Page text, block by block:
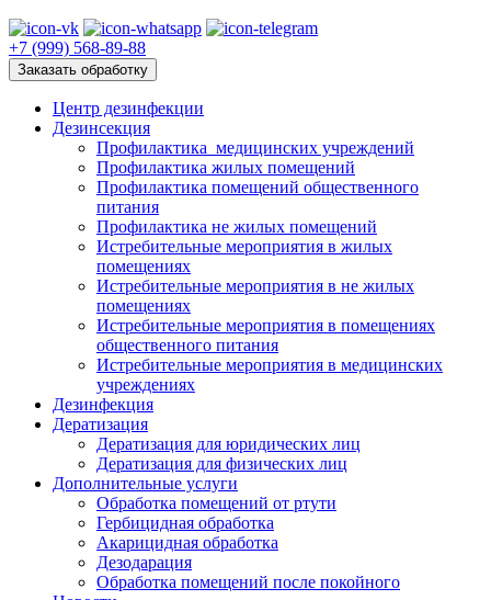
+7 (999) 568-89-88
Заказать обработку
Центр дезинфекции
Дезинсекция
Профилактика медицинских учреждений
Профилактика жилых помещений
Профилактика помещений общественного
питания
Профилактика не жилых помещений
Истребительные мероприятия в жилых
помещениях
Истребительные мероприятия в не жилых
помещениях
Истребительные мероприятия в помещениях
общественного питания
Истребительные мероприятия в медицинских
учреждениях
Дезинфекция
Дератизация
Дератизация для юридических лиц
Дератизация для физических лиц
Дополнительные услуги
Обработка помещений от ртути
Гербицидная обработка
Акарицидная обработка
Дезодарация
Обработка помещений после покойного